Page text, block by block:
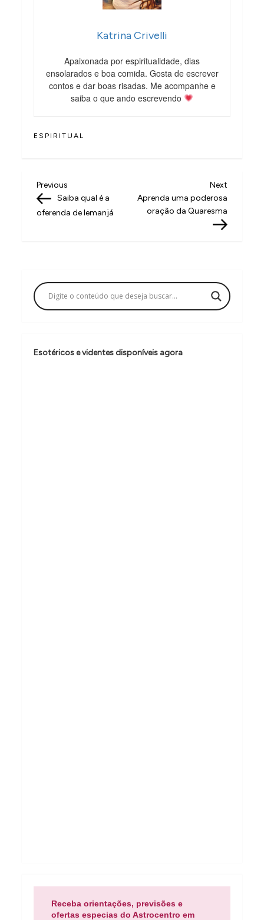
Katrina Crivelli
Apaixonada por espiritualidade, dias
ensolarados e boa comida. Gosta de escrever
contos e dar boas risadas. Me acompanhe e
saiba o que ando escrevendo
ESPIRITUAL
N
a
a
ç
o
d
Previous
Post
Previous
Saiba qual é a
oferenda de Iemanjá
Next
Post
Next
Aprenda uma poderosa
oração da Quaresma
Esotéricos e videntes disponíveis agora
Receba orientações, previsões e
ofertas especias do Astrocentro em